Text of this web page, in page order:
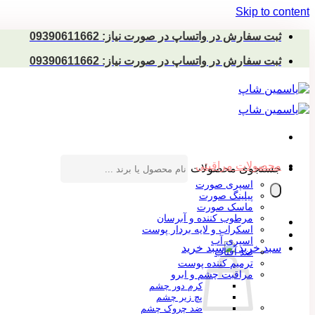
Skip to content
ثبت سفارش در واتساپ در صورت نیاز: 09390611662
ثبت سفارش در واتساپ در صورت نیاز: 09390611662
جستجوی محصولات
سبد خرید
محصولات مراقبتی
اسپری صورت
پیلینگ صورت
ماسک صورت
مرطوب کننده و آبرسان
اسکراب و لایه بردار پوست
اسپری آب
ضد آفتاب
ترمیم کننده پوست
مراقبت چشم و ابرو
کرم دور چشم
پچ زیر چشم
ضد چروک چشم